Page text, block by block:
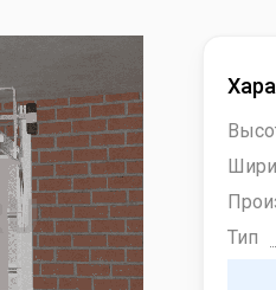
Alutech
Hormann
По материалу
Дополнительный
Тип